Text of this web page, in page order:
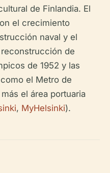
de Finlandia. El
el crecimiento
naval y el
de
de 1952 y las
el Metro de
el área portuaria
, MyHelsinki).